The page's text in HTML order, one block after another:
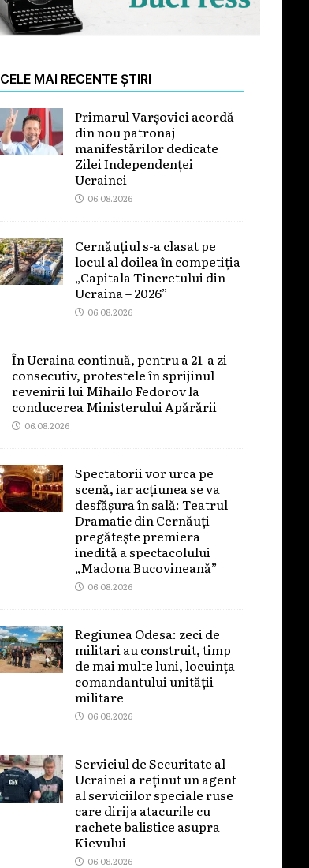
CELE MAI RECENTE ȘTIRI
Primarul Varșoviei acordă
din nou patronaj
manifestărilor dedicate
Zilei Independenței
Ucrainei
06.08.2026
Cernăuțiul s-a clasat pe
locul al doilea în competiția
„Capitala Tineretului din
Ucraina – 2026”
06.08.2026
În Ucraina continuă, pentru a 21-a zi
consecutiv, protestele în sprijinul
revenirii lui Mîhailo Fedorov la
conducerea Ministerului Apărării
06.08.2026
Spectatorii vor urca pe
scenă, iar acțiunea se va
desfășura în sală: Teatrul
Dramatic din Cernăuți
pregătește premiera
inedită a spectacolului
„Madona Bucovineană”
06.08.2026
Regiunea Odesa: zeci de
militari au construit, timp
de mai multe luni, locuința
comandantului unității
militare
06.08.2026
Serviciul de Securitate al
Ucrainei a reținut un agent
al serviciilor speciale ruse
care dirija atacurile cu
rachete balistice asupra
Kievului
06.08.2026